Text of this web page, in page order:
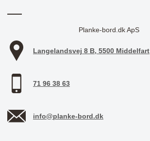
Planke-bord.dk ApS
Langelandsvej 8 B, 5500 Middelfart
71 96 38 63
info@planke-bord.dk